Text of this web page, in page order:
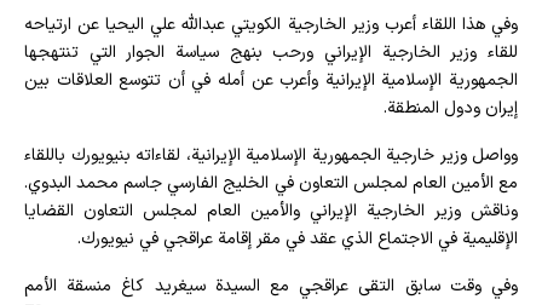
وفي هذا اللقاء أعرب وزير الخارجية الكويتي عبدالله علي اليحيا عن ارتياحه
للقاء وزير الخارجية الإيراني ورحب بنهج سياسة الجوار التي تنتهجها
الجمهورية الإسلامية الإيرانية وأعرب عن أمله في أن تتوسع العلاقات بين
إيران ودول المنطقة.
وواصل وزير خارجية الجمهورية الإسلامية الإيرانية، لقاءاته بنيويورك باللقاء
مع الأمين العام لمجلس التعاون في الخليج الفارسي جاسم محمد البدوي.
وناقش وزير الخارجية الإيراني والأمين العام لمجلس التعاون القضايا
الإقليمية في الاجتماع الذي عقد في مقر إقامة عراقجي في نيويورك.
وفي وقت سابق التقى عراقجي مع السيدة سيغريد كاغ منسقة الأمم